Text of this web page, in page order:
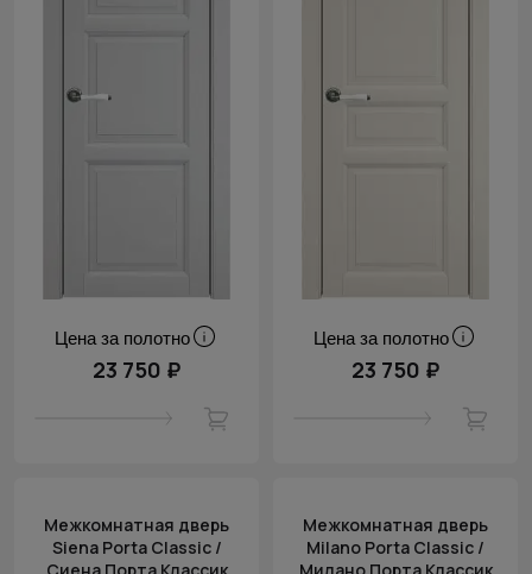
Цена за полотно
23 750 ₽
Цена за полотно
23 750 ₽
Межкомнатная дверь
Siena Porta Classic /
Межкомнатная дверь
Milano Porta Classic /